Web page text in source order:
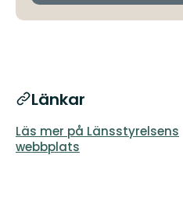
Länkar
Läs mer på Länsstyrelsens
webbplats